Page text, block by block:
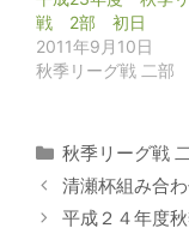
戦 2部 初日
2011年9月10日
秋季リーグ戦 二部
カ
テ
ゴ
リ
秋季リーグ戦
清瀬杯組み合
平成２４年度